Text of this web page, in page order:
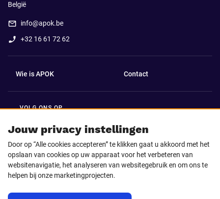
Jouw privacy instellingen
Door op “Alle cookies accepteren” te klikken gaat u akkoord met het
opslaan van cookies op uw apparaat voor het verbeteren van
websitenavigatie, het analyseren van websitegebruik en om ons te
helpen bij onze marketingprojecten.
België
info@apok.be
+32 16 61 72 62
Wie is APOK Contact
VOLG ONS OP
Facebook LinkedIn
Instagram TikTok